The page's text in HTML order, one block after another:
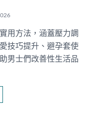
用方法，涵蓋壓力調
技巧提升、避孕套使
男士們改善性生活品